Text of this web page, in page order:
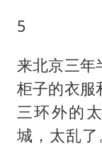
5
来北京三年
柜子的衣服
三环外的
城，太乱